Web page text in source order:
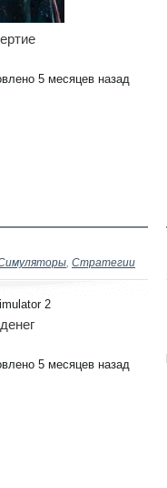
5 месяцев назад
Стратегии
5 месяцев назад